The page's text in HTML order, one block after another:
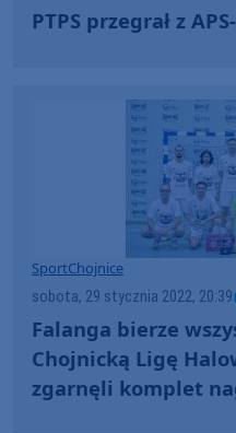
PTPS przegrał z
SportChojnice
sobota, 29 stycznia 2022, 20:39
Falanga bierze
Chojnicką Ligę
zgarnęli komplet